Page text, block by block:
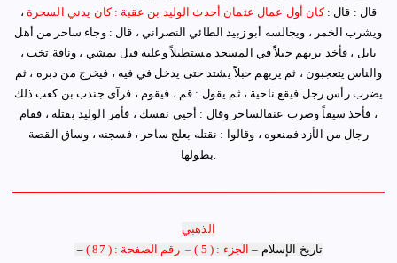
قال : قال :كان أول عمال عثمان أحدث الوليد بن عقبة : كان يدني السحرة ،
ويشرب الخمر ، ويجالسه أبو زبيد الطائي النصراني ، قال : وجاء ساحر من أهل
بابل ، فأخذ يريهم حبلاًً في المسجد مستطيلاً وعليه فيل يمشي ، وناقة تخب ،
والناس يتعجبون ، ثم يريهم حبلاًً يشتد حتى يدخل في فيه ، فيخرج من دبره ، ثم
يضرب رأس رجل فيقع ناحية ، ثم يقول : قم ، فيقوم ، فرآى جندب بن كعب ذلك
، فأخذ سيفاً وضرب عنقالساحر وقال : أحيي نفسك ، فأمر الوليد بقتله ، فقام
رجال من الأزد فمنعوه ، وقالوا : نقتله بعلج ساحر ، فسجنه ، وساق القصة
بطولها
الذهبي
–
تاريخ الإسلام – الجزء : ( 5 ) – رقم الصفحة : ( 87 )